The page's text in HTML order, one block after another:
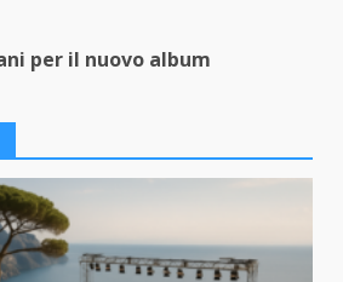
per il nuovo album